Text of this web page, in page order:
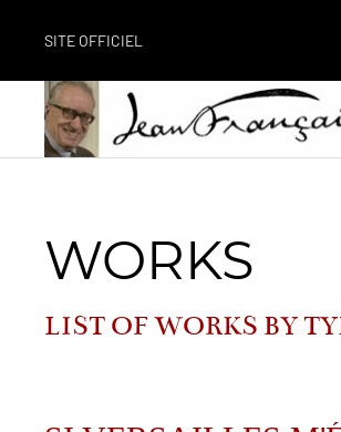
SITE OFFICIEL
WORKS
LIST OF WORKS BY